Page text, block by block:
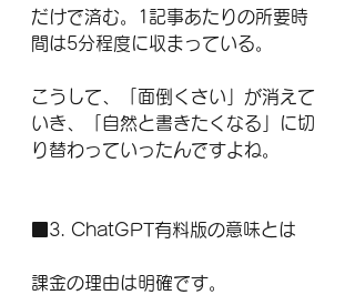
だけで済む。1記事あたりの所要時
間は5分程度に収まっている。
こうして、「面倒くさい」が消えて
いき、「自然と書きたくなる」に切
り替わっていったんですよね。
■3. ChatGPT有料版の意味とは
課金の理由は明確です。